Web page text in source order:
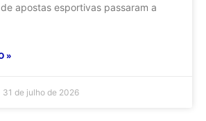
apostas esportivas passaram a
»
31 de julho de 2026